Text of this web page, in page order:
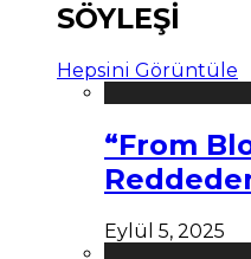
SÖYLEŞİ
Hepsini Görüntüle
“From
Eylül 5, 2025